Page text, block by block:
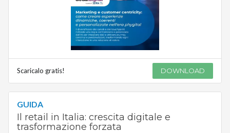
Scaricalo gratis! DOWNLOAD
GUIDA
Il retail in Italia: crescita digitale e
trasformazione forzata